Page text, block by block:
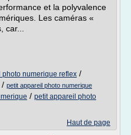
et la polyvalence
Les caméras «
numerique reflex /
/ petit appareil photo numerique
/ petit appareil photo
Haut de page